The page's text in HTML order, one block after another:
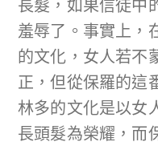
長髮，如果信徒中
羞辱了。事實上，
的文化，女人若不
正，但從保羅的這
林多的文化是以女
長頭髮為榮耀，而